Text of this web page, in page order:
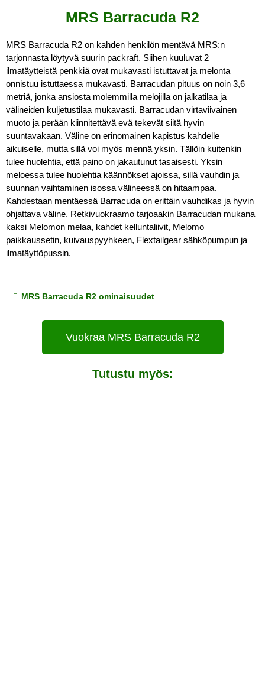
MRS Barracuda R2
MRS Barracuda R2 on kahden henkilön mentävä MRS:n
tarjonnasta löytyvä suurin packraft. Siihen kuuluvat 2
ilmatäytteistä penkkiä ovat mukavasti istuttavat ja melonta
onnistuu istuttaessa mukavasti. Barracudan pituus on noin 3,6
metriä, jonka ansiosta molemmilla melojilla on jalkatilaa ja
välineiden kuljetustilaa mukavasti. Barracudan virtaviivainen
muoto ja perään kiinnitettävä evä tekevät siitä hyvin
suuntavakaan. Väline on erinomainen kapistus kahdelle
aikuiselle, mutta sillä voi myös mennä yksin. Tällöin kuitenkin
tulee huolehtia, että paino on jakautunut tasaisesti. Yksin
meloessa tulee huolehtia käännökset ajoissa, sillä vauhdin ja
suunnan vaihtaminen isossa välineessä on hitaampaa.
Kahdestaan mentäessä Barracuda on erittäin vauhdikas ja hyvin
ohjattava väline. Retkivuokraamo tarjoaakin Barracudan mukana
kaksi Melomon melaa, kahdet kelluntaliivit, Melomo
paikkaussetin, kuivauspyyhkeen, Flextailgear sähköpumpun ja
ilmatäyttöpussin.
MRS Barracuda R2 ominaisuudet
Vuokraa MRS Barracuda R2
Tutustu myös: